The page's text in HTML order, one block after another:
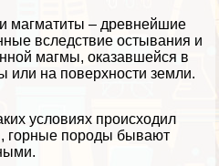
магматиты – древнейшие
вследствие остывания и
магмы, оказавшейся в
или на поверхности земли.
условиях происходил
горные породы бывают